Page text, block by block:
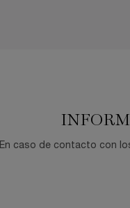
En caso de contacto con